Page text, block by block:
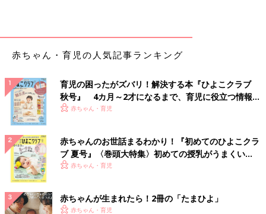
赤ちゃん・育児の人気記事ランキング
育児の困ったがズバリ！解決する本『ひよこクラブ
秋号』 4カ月～2才になるまで、育児に役立つ情報が
いっぱい！
赤ちゃん・育児
赤ちゃんのお世話まるわかり！『初めてのひよこクラ
ブ 夏号』〈巻頭大特集〉初めての授乳がうまくい
く！ おっぱい・ミルクの基本と夏のトラブル 解決テ
赤ちゃん・育児
赤ちゃんが生まれたら！2冊の「たまひよ」
赤ちゃん・育児